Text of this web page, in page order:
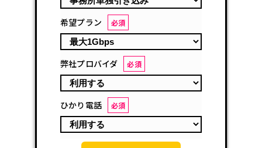
希望プラン 必須
弊社プロバイダ 必須
ひかり電話 必須